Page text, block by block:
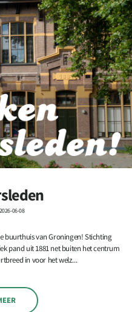
06-08
buurthuis van Groningen! Stichting
pand uit 1881 net buiten het centrum
in voor het welz...